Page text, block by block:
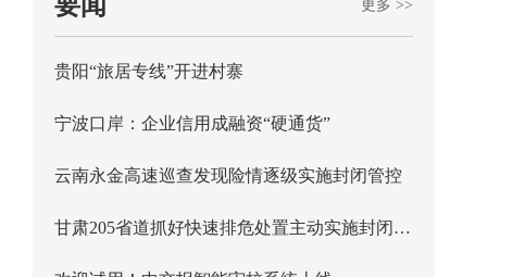
更多 >>
贵阳“旅居专线”开进村寨
宁波口岸：企业信用成融资“硬通货”
云南永金高速巡查发现险情逐级实施封闭管控
甘肃205省道抓好快速排危处置主动实施封闭管控